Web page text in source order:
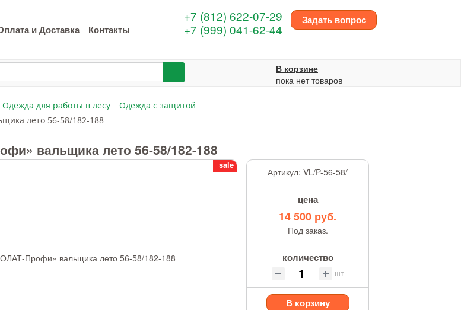
и Доставка Контакты
Задать вопрос
+7 (812) 622-07-29
+7 (999) 041-62-44
В корзине
пока нет товаров
Одежда для работы в лесу
Одежда с защитой
лето 56-58/182-188
вальщика лето 56-58/182-188
sale
Артикул:VL/P-56-58/
цена
14 500 руб.
Под заказ.
количество
шт
В корзину